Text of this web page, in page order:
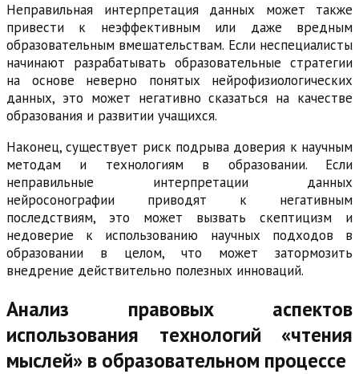
Неправильная интерпретация данных может также
привести к неэффективным или даже вредным
образовательным вмешательствам. Если неспециалисты
начинают разрабатывать образовательные стратегии
на основе неверно понятых нейрофизиологических
данных, это может негативно сказаться на качестве
образования и развитии учащихся.
Наконец, существует риск подрыва доверия к научным
методам и технологиям в образовании. Если
неправильные интерпретации данных
нейросонографии приводят к негативным
последствиям, это может вызвать скептицизм и
недоверие к использованию научных подходов в
образовании в целом, что может затормозить
внедрение действительно полезных инноваций.
Анализ правовых аспектов
использования технологий «чтения
мыслей» в образовательном процессе